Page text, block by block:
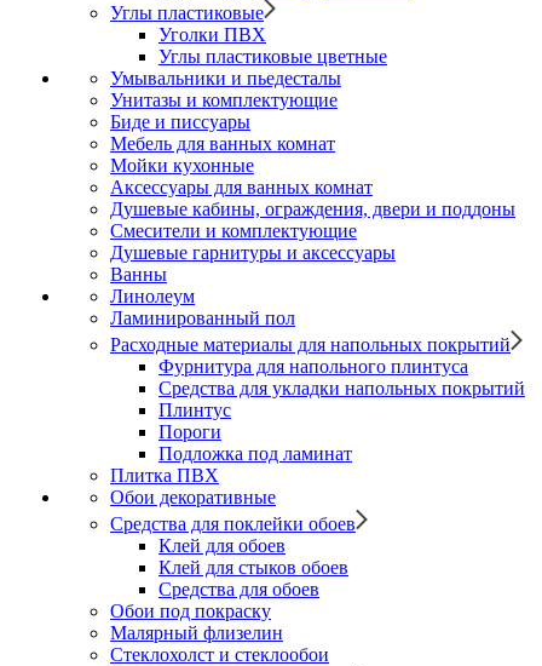
Углы пластиковые
Уголки ПВХ
Углы пластиковые цветные
Умывальники и пьедесталы
Унитазы и комплектующие
Биде и писсуары
Мебель для ванных комнат
Мойки кухонные
Аксессуары для ванных комнат
Душевые кабины, ограждения, двери и поддоны
Смесители и комплектующие
Душевые гарнитуры и аксессуары
Ванны
Линолеум
Ламинированный пол
Расходные материалы для напольных покрытий
Фурнитура для напольного плинтуса
Средства для укладки напольных покрытий
Плинтус
Пороги
Подложка под ламинат
Плитка ПВХ
Обои декоративные
Средства для поклейки обоев
Клей для обоев
Клей для стыков обоев
Средства для обоев
Обои под покраску
Малярный флизелин
Стеклохолст и стеклообои